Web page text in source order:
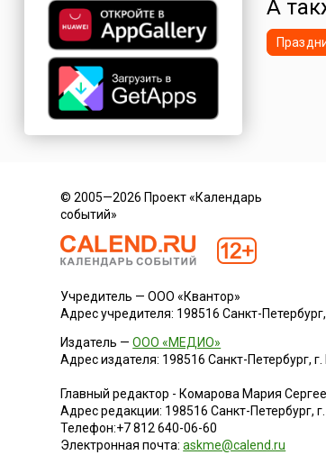
А
© 2005—2026 Проект «Календарь
событий»
Учредитель — ООО «Квантор»
Адрес учредителя: 198516 Санкт-
Издатель —ООО «МЕДИО»
Адрес издателя: 198516 Санкт-Петербург,
Главный редактор - Комарова Мария
Адрес редакции: 198516 Санкт-Петербург,
Телефон:+7 812 640-06-60
Электронная почта:askme@calend.ru